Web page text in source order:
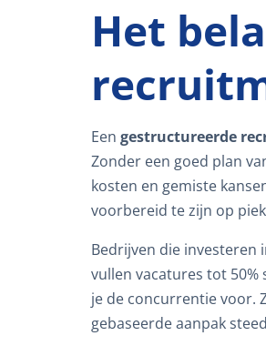
Het
Een gestructureerde
Zonder een goed plan
kosten en gemiste
voorbereid te zijn op
Bedrijven die investeren
vullen vacatures tot
je de concurrentie voor.
gebaseerde aanpak